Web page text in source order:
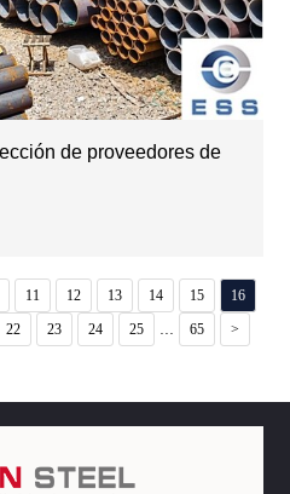
de proveedores de
11 12 13 14 15
16
22 23 24 25 65 >